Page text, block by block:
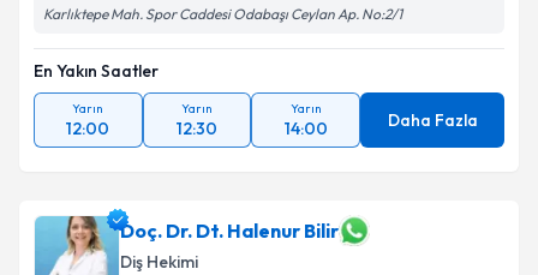
Karlıktepe Mah. Spor Caddesi Odabaşı Ceylan Ap. No:2/1
En Yakın Saatler
Yarın
12:00
Yarın
12:30
Yarın
14:00 Daha Fazla
Doç. Dr. Dt. Halenur Bilir
Diş Hekimi